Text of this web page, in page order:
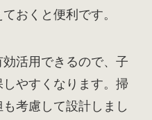
おくと便利です。
活用できるので、子
やすくなります。掃
考慮して設計しまし